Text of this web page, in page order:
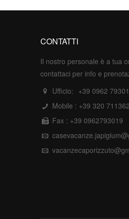
CONTATTI
Il nostro personale è a tua
contattaci per info e
Ufficio: +39 0962
Mobile : +39 320
Fax : +39 0962793019